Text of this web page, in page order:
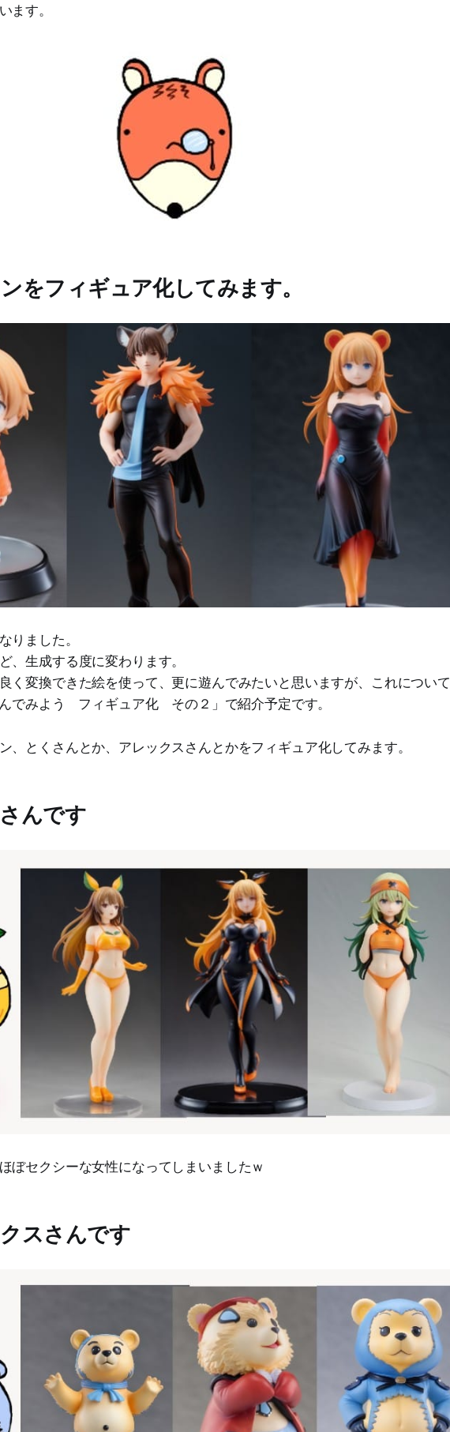
ます。
をフィギュア化してみます。
りました。
、生成する度に変わります。
く変換できた絵を使って、更に遊んでみたいと思いますが、これについて
でみよう フィギュア化 その２」で紹介予定です。
、とくさんとか、アレックスさんとかをフィギュア化してみます。
んです
ぼセクシーな女性になってしまいましたｗ
スさんです